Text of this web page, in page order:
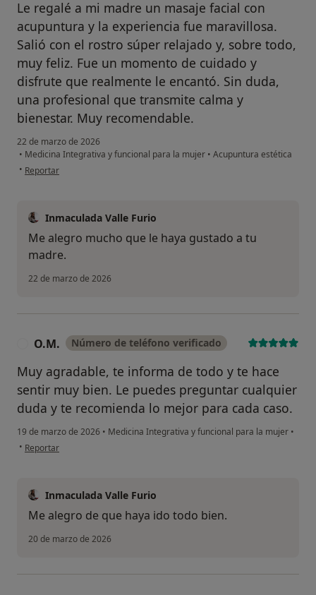
Le regalé a mi madre un masaje facial con
acupuntura y la experiencia fue maravillosa.
Salió con el rostro súper relajado y, sobre todo,
muy feliz. Fue un momento de cuidado y
disfrute que realmente le encantó. Sin duda,
una profesional que transmite calma y
bienestar. Muy recomendable.
22 de marzo de 2026
• Medicina Integrativa y funcional para la mujer • Acupuntura estética
• en opinión del usuario Júlia
Reportar
Inmaculada Valle Furio
Me alegro mucho que le haya gustado a tu
madre.
22 de marzo de 2026
O.M. Número de teléfono verificado
Muy agradable, te informa de todo y te hace
sentir muy bien. Le puedes preguntar cualquier
duda y te recomienda lo mejor para cada caso.
19 de marzo de 2026 • Medicina Integrativa y funcional para la mujer •
• en opinión del usuario O.M.
Reportar
Inmaculada Valle Furio
Me alegro de que haya ido todo bien.
20 de marzo de 2026